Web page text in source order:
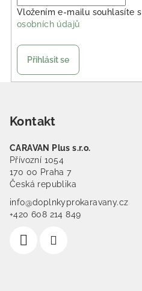
Vložením e-mailu souhlasíte s
osobních údajů
Přihlásit se
Kontakt
CARAVAN Plus s.r.o.
Přívozní 1054
170 00 Praha 7
Česká republika
info@doplnkyprokaravany.cz
+420 608 214 849